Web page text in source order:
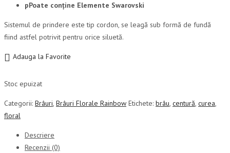
pPoate conține Elemente Swarovski
Sistemul de prindere este tip cordon, se leagă sub formă de fundă
fiind astfel potrivit pentru orice siluetă.
Adauga la Favorite
Stoc epuizat
Categorii: Brâuri, Brâuri Florale Rainbow Etichete: brâu, centură, curea,
floral
Descriere
Recenzii (0)